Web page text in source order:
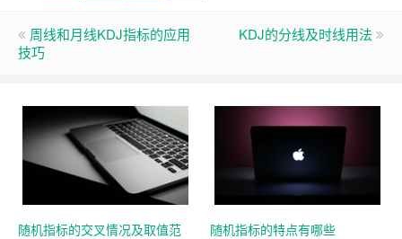
周线和月线KDJ指标的应用
技巧
KDJ的分线及时线用法
随机指标的交叉情况及取值范
随机指标的特点有哪些